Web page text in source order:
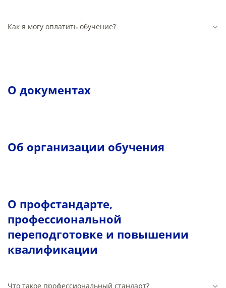
Как я могу оплатить обучение?
О документах
Об организации обучения
О профстандарте,
профессиональной
переподготовке и повышении
квалификации
Что такое профессиональный стандарт?